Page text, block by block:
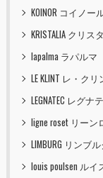
KOINOR コイノー
KRISTALIA クリス
lapalma ラパルマ
LE KLINT レ・クリ
LEGNATEC レグナ
ligne roset リーン
LIMBURG リンブ
louis poulsen ル